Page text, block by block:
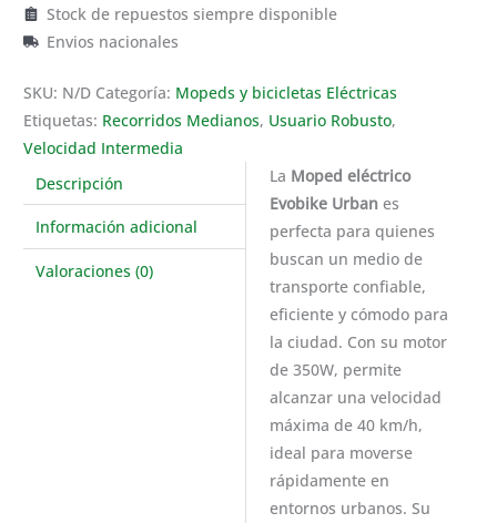
Stock de repuestos siempre disponible
Envios nacionales
SKU: N/D Categoría: Mopeds y bicicletas Eléctricas
Etiquetas: Recorridos Medianos, Usuario Robusto,
Velocidad Intermedia
Descripción
Información adicional
Valoraciones (0)
La Moped eléctrico
Evobike Urbanes
perfecta para quienes
buscan un medio de
transporte confiable,
eficiente y cómodo para
la ciudad. Con su motor
de 350W, permite
alcanzar una velocidad
máxima de 40 km/h,
ideal para moverse
rápidamente en
entornos urbanos. Su